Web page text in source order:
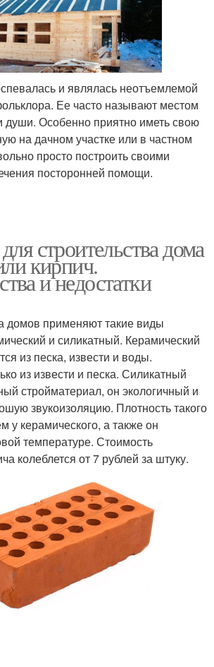
и являлась неотъемлемой
Ее часто называют местом
души. Особенно приятно иметь свою
на дачном участке или в частном
просто построить своими
посторонней помощи.
строительства дома
кирпич.
и недостатки
домов применяют такие виды
и силикатный. Керамический
из песка, извести и воды.
из извести и песка. Силикатный
стройматериал, он экологичный и
звукоизоляцию. Плотность такого
у керамического, а также он
температуре. Стоимость
колеблется от 7 рублей за штуку.